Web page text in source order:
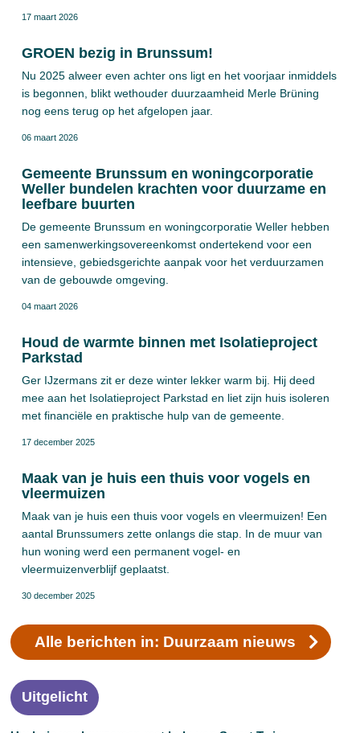
17 maart 2026
GROEN bezig in Brunssum!
Nu 2025 alweer even achter ons ligt en het voorjaar inmiddels
is begonnen, blikt wethouder duurzaamheid Merle Brüning
nog eens terug op het afgelopen jaar.
06 maart 2026
Gemeente Brunssum en woningcorporatie
Weller bundelen krachten voor duurzame en
leefbare buurten
De gemeente Brunssum en woningcorporatie Weller hebben
een samenwerkingsovereenkomst ondertekend voor een
intensieve, gebiedsgerichte aanpak voor het verduurzamen
van de gebouwde omgeving.
04 maart 2026
Houd de warmte binnen met Isolatieproject
Parkstad
Ger IJzermans zit er deze winter lekker warm bij. Hij deed
mee aan het Isolatieproject Parkstad en liet zijn huis isoleren
met financiële en praktische hulp van de gemeente.
17 december 2025
Maak van je huis een thuis voor vogels en
vleermuizen
Maak van je huis een thuis voor vogels en vleermuizen! Een
aantal Brunssumers zette onlangs die stap. In de muur van
hun woning werd een permanent vogel- en
vleermuizenverblijf geplaatst.
30 december 2025
Alle berichten in: Duurzaam nieuws
Uitgelicht